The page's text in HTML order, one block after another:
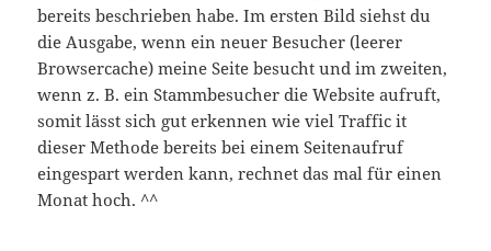
bereits beschrieben habe. Im ersten Bild siehst du
die Ausgabe, wenn ein neuer Besucher (leerer
Browsercache) meine Seite besucht und im zweiten,
wenn z. B. ein Stammbesucher die Website aufruft,
somit lässt sich gut erkennen wie viel Traffic it
dieser Methode bereits bei einem Seitenaufruf
eingespart werden kann, rechnet das mal für einen
Monat hoch. ^^